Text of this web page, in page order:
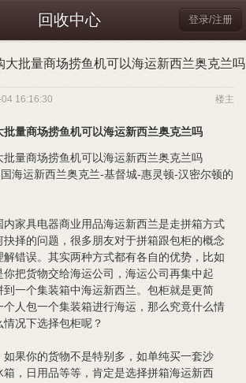
回收中心 登录/注册
大批量商场捞鱼机可以海运新西兰奥克兰吗
楼主
16:16:30
量商场捞鱼机可以海运新西兰奥克兰吗
量商场捞鱼机可以海运新西兰奥克兰吗
运新西兰奥克兰-基督城-惠灵顿-汉密尔顿的
具电器商业用品海运新西兰是走拼箱方式
择的问题，很多朋友对于拼箱跟包柜的概念
错误。其实两种方式都有各自的优势，比如
把货物交给海运公司，海运公司再集中起
一个集装箱中海运新西兰。包柜就是更简
人包一个集装箱进行海运，那么究竟什么情
况下选择包柜呢？
果你的货物不是特别多，如单纯买一套沙
，日用品等等，肯定是选择拼箱海运新西